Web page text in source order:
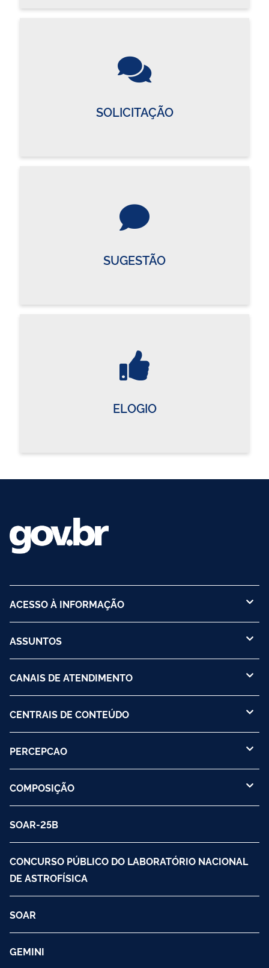
SOLICITAÇÃO
SUGESTÃO
ELOGIO
ACESSO À INFORMAÇÃO
ASSUNTOS
CANAIS DE ATENDIMENTO
CENTRAIS DE CONTEÚDO
PERCEPCAO
COMPOSIÇÃO
SOAR-25B
CONCURSO PÚBLICO DO LABORATÓRIO NACIONAL
DE ASTROFÍSICA
SOAR
GEMINI